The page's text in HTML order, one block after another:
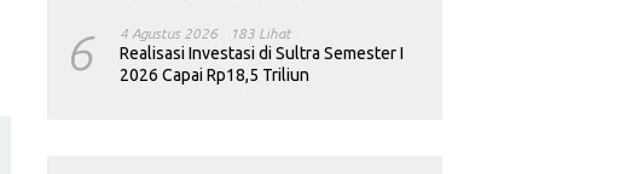
6 4 Agustus 2026 183 Lihat
Realisasi Investasi di Sultra Semester I
2026 Capai Rp18,5 Triliun